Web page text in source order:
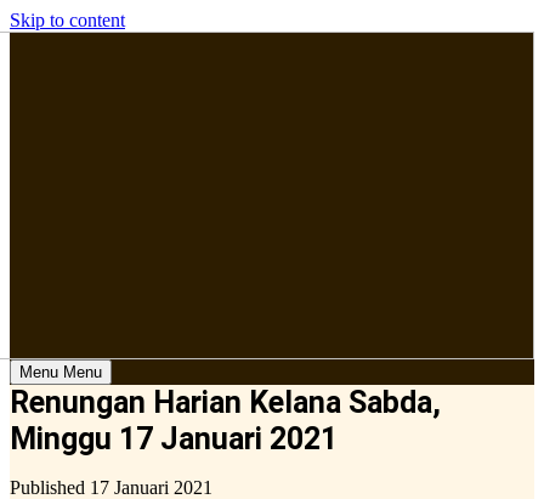
Skip to content
Menu Menu
Renungan Harian Kelana Sabda,
Minggu 17 Januari 2021
Published 17 Januari 2021